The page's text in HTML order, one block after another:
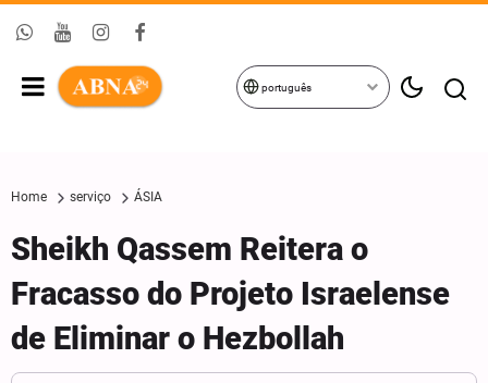
português
Home serviço ÁSIA
Sheikh Qassem Reitera o
Fracasso do Projeto Israelense
de Eliminar o Hezbollah